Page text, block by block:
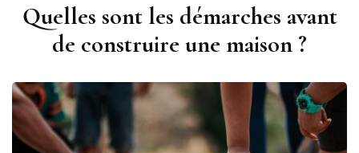
Quelles sont les démarches avant
de construire une maison ?